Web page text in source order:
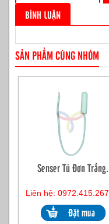
BÌNH LUẬN
SẢN PHẨM CÙNG NHÓM
Senser Tủ Đơn Trắng.
Liên hệ: 0972.415.267